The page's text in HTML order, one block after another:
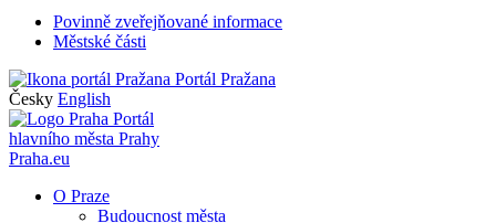
Povinně zveřejňované informace
Městské části
Portál Pražana
Česky English
Portál
hlavního města Prahy
Praha.eu
O Praze
Budoucnost města